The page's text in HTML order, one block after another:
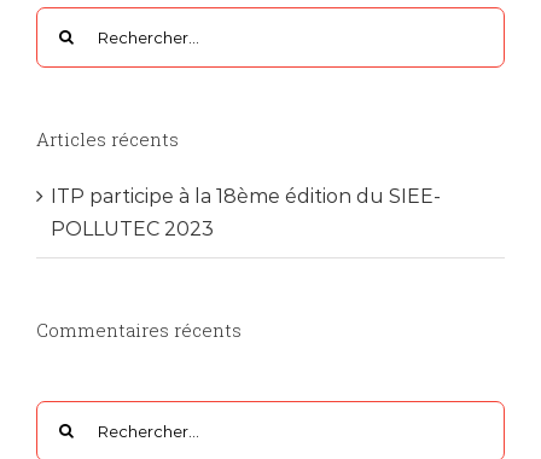
Rechercher
Articles récents
ITP participe à la 18ème édition du SIEE-
POLLUTEC 2023
Commentaires récents
Rechercher